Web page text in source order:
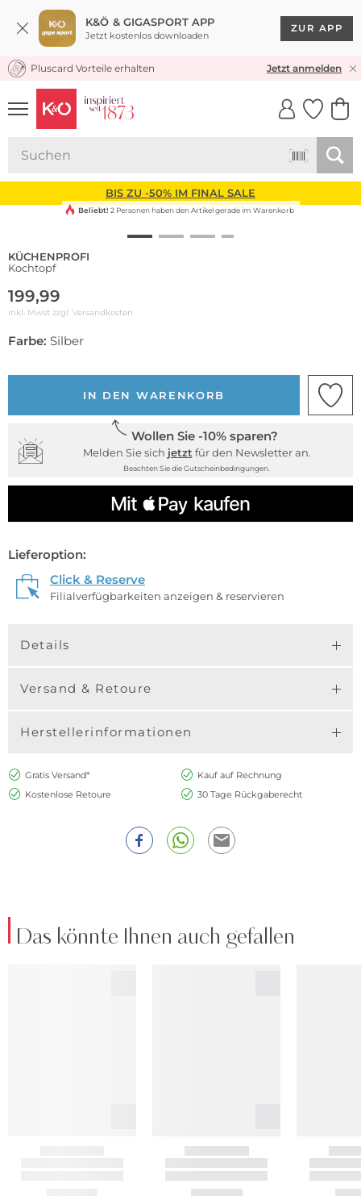
K&Ö & GIGASPORT APP
Jetzt kostenlos downloaden
ZUR APP
KOSTENLOSER VERSAND* & RÜCKVERSAND
Pluscard Vorteile erhalten Jetzt anmelden
UNSERE APP
CLICK &
BIS ZU -50% IM FINAL SALE
Beliebt! 2 Personen haben den Artikel gerade im Warenkorb
KÜCHENPROFI
Kochtopf
199,99
inkl. Mwst zzgl. Versandkosten
Farbe: Silber
IN DEN WARENKORB
Wollen Sie -10% sparen?
Melden Sie sich jetzt für den Newsletter an.
Beachten Sie die Gutscheinbedingungen.
Lieferoption:
Click & Reserve
Filialverfügbarkeiten anzeigen & reservieren
Details
Versand & Retoure
Herstellerinformationen
Gratis Versand*
Kauf auf Rechnung
Kostenlose Retoure
30 Tage Rückgaberecht
Das könnte Ihnen auch gefallen